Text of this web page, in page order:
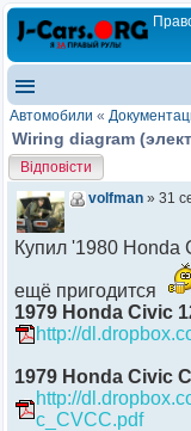
Автомобили «
Wiring diagram
Відповісти
volfman » 31
Купил '1980 Honda
ещё пригодится
1979 Honda Civic
http://
1979 Honda Civic
http://
c_CVCC.pdf